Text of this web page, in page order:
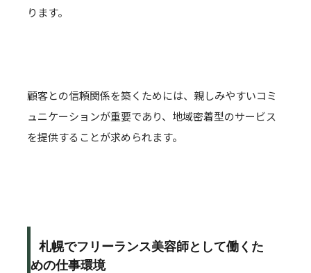
ります。
顧客との信頼関係を築くためには、親しみやすいコミ
ュニケーションが重要であり、地域密着型のサービス
を提供することが求められます。
札幌でフリーランス美容師として働くた
めの仕事環境